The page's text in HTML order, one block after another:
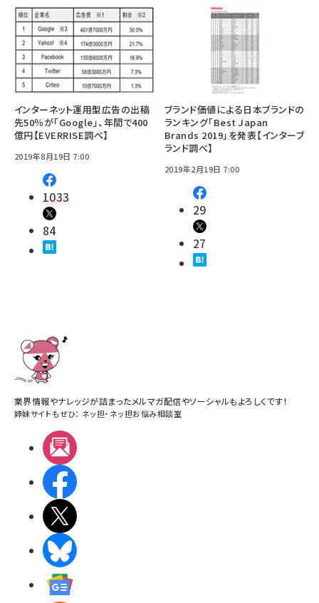
インターネット運用型広告の出稿
先50％が「Google」、年間で400
億円【EVERRISE調べ】
2019年8月19日 7:00
1033
84
ブランド価値による日本ブランドの
ランキング「Best Japan
Brands 2019」を発表【インターブ
ランド調べ】
2019年2月19日 7:00
29
27
業界情報やナレッジが詰まったメルマガ配信やソーシャルもよろしくです！
姉妹サイトもぜひ： ネッ担・ ネッ担お悩み相談室